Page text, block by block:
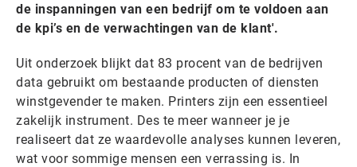
de inspanningen van een bedrijf om te voldoen aan
de kpi’s en de verwachtingen van de klant'.
Uit onderzoek blijkt dat 83 procent van de bedrijven
data gebruikt om bestaande producten of diensten
winstgevender te maken. Printers zijn een essentieel
zakelijk instrument. Des te meer wanneer je je
realiseert dat ze waardevolle analyses kunnen leveren,
wat voor sommige mensen een verrassing is. In